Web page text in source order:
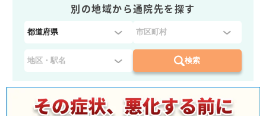
別の地域から通院先を探す
都
県
を
選
検索